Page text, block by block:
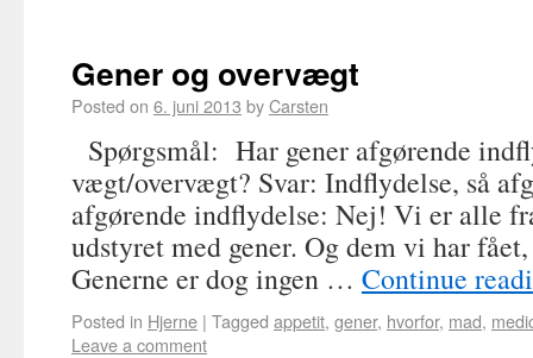
Gener og overvægt
Posted on 6. juni 2013 byCarsten
Spørgsmål: Har gener afgørende
vægt/overvægt? Svar: Indflydelse, så
afgørende indflydelse: Nej! Vi er alle
udstyret med gener. Og dem vi har
Generne er dog ingen … Continue
Posted in Hjerne | Tagged appetit, gener, hvorfor, mad,
Leave a comment